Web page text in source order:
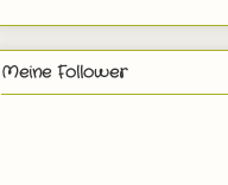
Meine Follower